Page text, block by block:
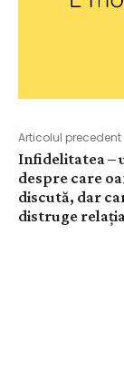
Articolul precedent
Infidelitatea –
despre care
discută, dar
distruge